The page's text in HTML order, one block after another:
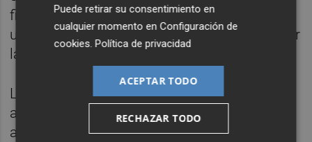
firma de sus regidores con vistas a forzar
una convocatoria extraordinaria para abordar
la controversia de las tarjetas gratuitas.
La tercera alternativa aparece detallada en el
artículo 83, dentro del capítulo II. Así,
advierte que "las mociones se formularán
Puede retirar su consentimiento en
cualquier momento enConfiguración de
cookies.Política de privacidad
ACEPTAR TODO
RECHAZAR TODO